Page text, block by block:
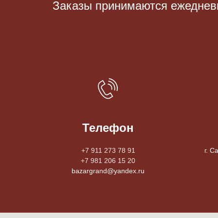
Заказы принимаются
Телефон
+7 911 273 78 91
+7 981 206 15 20
bazargrand@yandex.ru
г.